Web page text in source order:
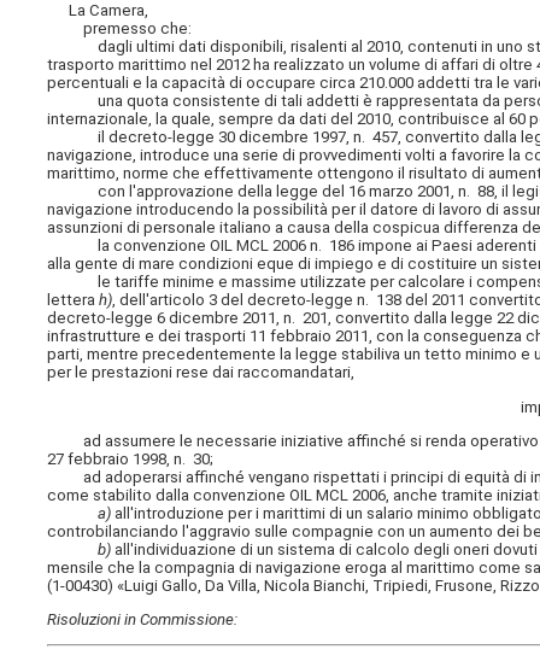
La Camera,
premesso che:
dagli ultimi dati disponibili, risalenti al 2010, contenuti in uno
trasporto marittimo nel 2012 ha realizzato un volume di affari di
percentuali e la capacità di occupare circa 210.000 addetti tra le
una quota consistente di tali addetti è rappresentata da
internazionale, la quale, sempre da dati del 2010, contribuisce al
il decreto-legge 30 dicembre 1997, n. 457, convertito dalla
navigazione, introduce una serie di provvedimenti volti a favorire
marittimo, norme che effettivamente ottengono il risultato di
con l'approvazione della legge del 16 marzo 2001, n. 88, il
navigazione introducendo la possibilità per il datore di lavoro di
assunzioni di personale italiano a causa della cospicua differenza
la convenzione OIL MCL 2006 n. 186 impone ai Paesi aderenti
alla gente di mare condizioni eque di impiego e di costituire un
le tariffe minime e massime utilizzate per calcolare i compensi
letterah), dell'articolo 3 del decreto-legge n. 138 del 2011
decreto-legge 6 dicembre 2011, n. 201, convertito dalla legge 22
infrastrutture e dei trasporti 11 febbraio 2011, con la conseguenza
parti, mentre precedentemente la legge stabiliva un tetto minimo
per le prestazioni rese dai raccomandatari,
ad assumere le necessarie iniziative affinché si renda
27 febbraio 1998, n. 30;
ad adoperarsi affinché vengano rispettati i principi di equità di
come stabilito dalla convenzione OIL MCL 2006, anche tramite
a) all'introduzione per i marittimi di un salario minimo
controbilanciando l'aggravio sulle compagnie con un aumento dei
b) all'individuazione di un sistema di calcolo degli oneri
mensile che la compagnia di navigazione eroga al marittimo come
(1-00430) «Luigi Gallo, Da Villa, Nicola Bianchi, Tripiedi, Frusone,
Risoluzioni in Commissione: